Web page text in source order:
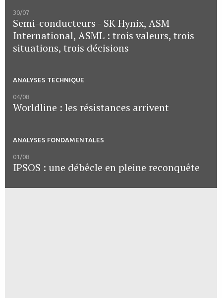
30/07
Semi-conducteurs - SK Hynix, ASM
International, ASML : trois valeurs, trois
situations, trois décisions
ANALYSES TECHNIQUE
04/08
Worldline : les résistances arrivent
ANALYSES FONDAMENTALES
01/08
IPSOS : une débêcle en pleine reconquête